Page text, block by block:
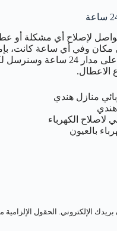
لإصلاح أي مشكلة أو
مكان وفي أي ساعة كانت،
في أي وقت و على مدار 24
الاعطال.
منازل هندي
لاصلاح الكهرباء
بالعيون
الإلكتروني. الحقول الإلزامية